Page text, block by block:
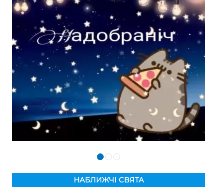
НАБЛИЖЧІ СВЯТА